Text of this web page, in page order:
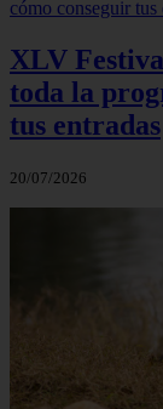
XLV
toda la
tus entradas
20/07/2026